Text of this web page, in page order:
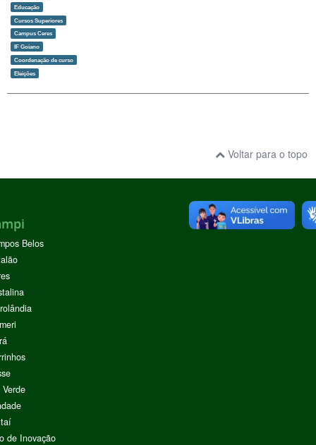
Educação
Cursos Superiores
Campus Ceres
IF Goiano
Coordenação de curso
Eleições
Voltar para o topo
Belos
de Inovação